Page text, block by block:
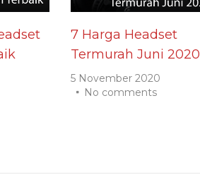
7 Harga Headset
Termurah Juni 2020
5 November 2020
No comments